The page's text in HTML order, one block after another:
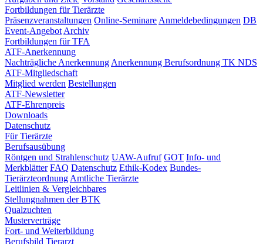
Fortbildungen für Tierärzte
Präsenzveranstaltungen Online-Seminare Anmeldebedingungen DB
Event-Angebot Archiv
Fortbildungen für TFA
ATF-Anerkennung
Nachträgliche Anerkennung Anerkennung Berufsordnung TK NDS
ATF-Mitgliedschaft
Mitglied werden Bestellungen
ATF-Newsletter
ATF-Ehrenpreis
Downloads
Datenschutz
Für Tierärzte
Berufsausübung
Röntgen und Strahlenschutz UAW-Aufruf GOT Info- und
Merkblätter FAQ Datenschutz Ethik-Kodex Bundes-
Tierärzteordnung Amtliche Tierärzte
Leitlinien & Vergleichbares
Stellungnahmen der BTK
Qualzuchten
Musterverträge
Fort- und Weiterbildung
Berufsbild Tierarzt